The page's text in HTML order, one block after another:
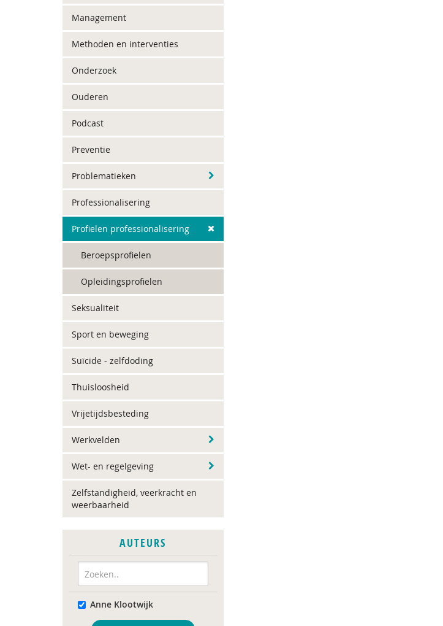
Management
Methoden en interventies
Onderzoek
Ouderen
Podcast
Preventie
Problematieken
Professionalisering
Profielen professionalisering
Beroepsprofielen
Opleidingsprofielen
Seksualiteit
Sport en beweging
Suïcide - zelfdoding
Thuisloosheid
Vrijetijdsbesteding
Werkvelden
Wet- en regelgeving
Zelfstandigheid, veerkracht en
weerbaarheid
AUTEURS
Anne Klootwijk